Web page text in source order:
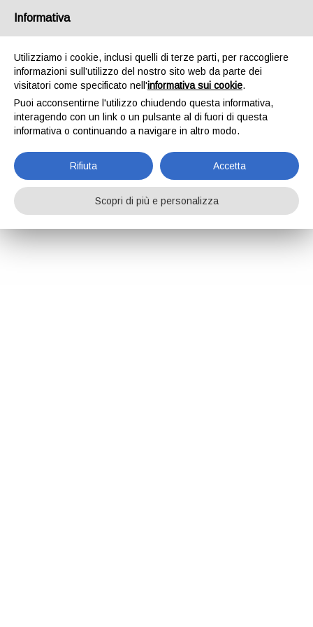
Informativa
Utilizziamo i cookie, inclusi quelli di terze parti, per raccogliere
informazioni sull’utilizzo del nostro sito web da parte dei
visitatori come specificato nell'informativa sui cookie.
Puoi acconsentirne l'utilizzo chiudendo questa informativa,
interagendo con un link o un pulsante al di fuori di questa
informativa o continuando a navigare in altro modo.
Rifiuta Accetta
Scopri di più e personalizza